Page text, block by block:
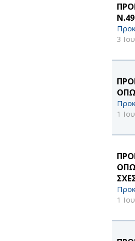
3
1
1